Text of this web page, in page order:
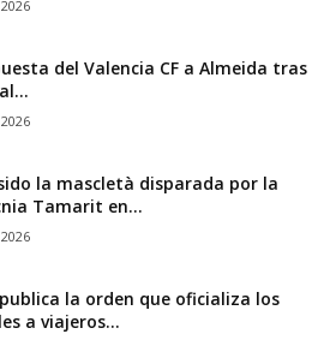
del Valencia CF a Almeida tras
la mascletà disparada por la
Tamarit en...
publica la orden que oficializa los
a viajeros...